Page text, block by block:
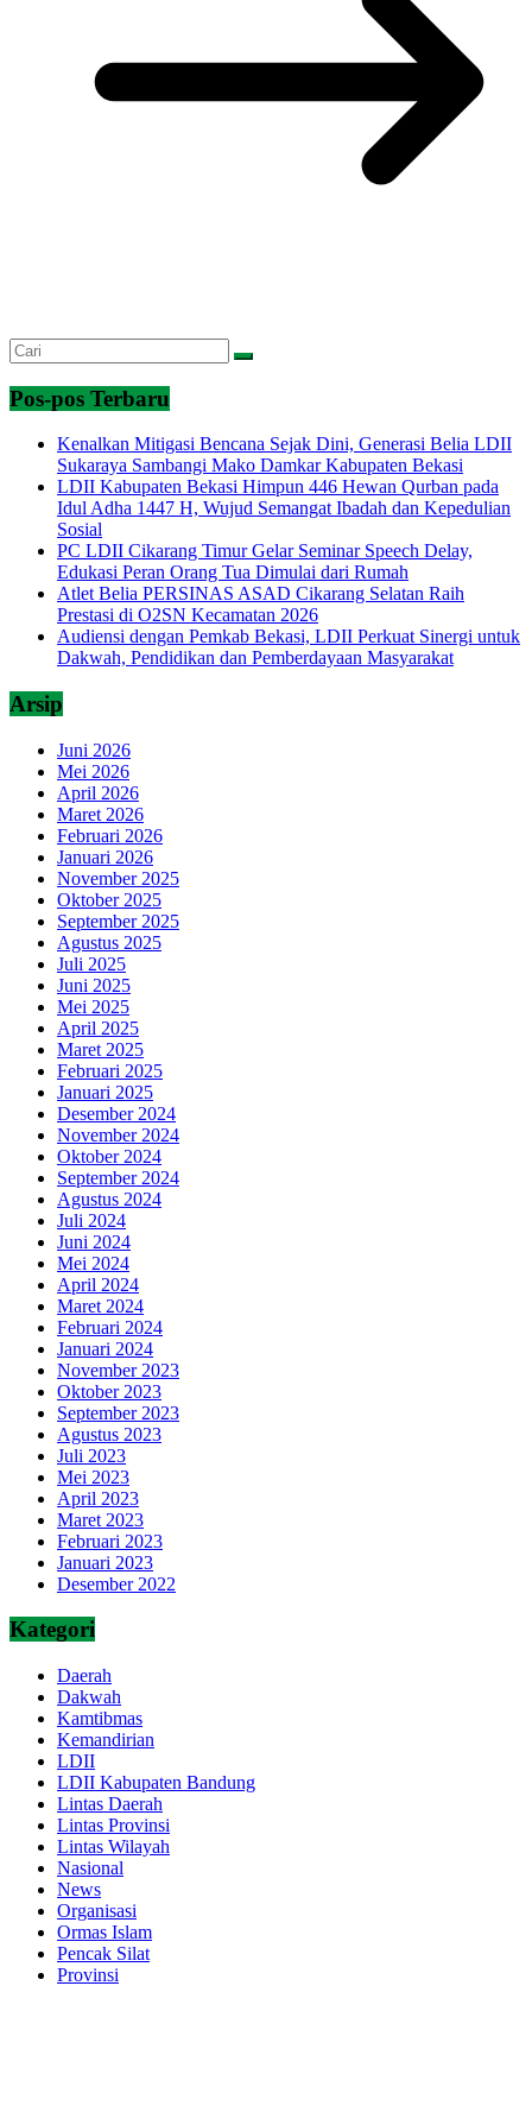
Pos-pos Terbaru
Kenalkan Mitigasi Bencana Sejak Dini, Generasi Belia LDII
Sukaraya Sambangi Mako Damkar Kabupaten Bekasi
LDII Kabupaten Bekasi Himpun 446 Hewan Qurban pada
Idul Adha 1447 H, Wujud Semangat Ibadah dan Kepedulian
Sosial
PC LDII Cikarang Timur Gelar Seminar Speech Delay,
Edukasi Peran Orang Tua Dimulai dari Rumah
Atlet Belia PERSINAS ASAD Cikarang Selatan Raih
Prestasi di O2SN Kecamatan 2026
Audiensi dengan Pemkab Bekasi, LDII Perkuat Sinergi untuk
Dakwah, Pendidikan dan Pemberdayaan Masyarakat
Arsip
Juni 2026
Mei 2026
April 2026
Maret 2026
Februari 2026
Januari 2026
November 2025
Oktober 2025
September 2025
Agustus 2025
Juli 2025
Juni 2025
Mei 2025
April 2025
Maret 2025
Februari 2025
Januari 2025
Desember 2024
November 2024
Oktober 2024
September 2024
Agustus 2024
Juli 2024
Juni 2024
Mei 2024
April 2024
Maret 2024
Februari 2024
Januari 2024
November 2023
Oktober 2023
September 2023
Agustus 2023
Juli 2023
Mei 2023
April 2023
Maret 2023
Februari 2023
Januari 2023
Desember 2022
Kategori
Daerah
Dakwah
Kamtibmas
Kemandirian
LDII
LDII Kabupaten Bandung
Lintas Daerah
Lintas Provinsi
Lintas Wilayah
Nasional
News
Organisasi
Ormas Islam
Pencak Silat
Provinsi